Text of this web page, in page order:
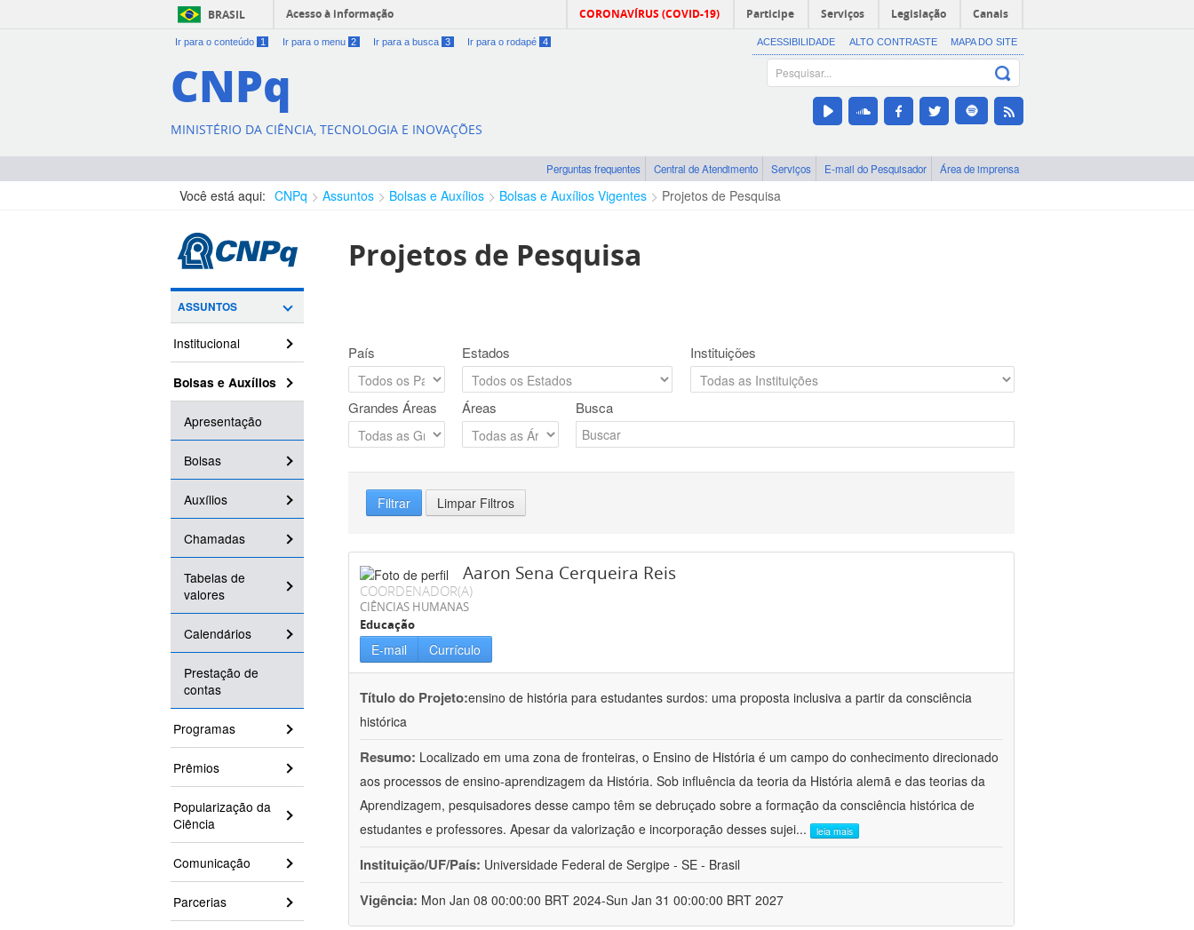
BRASIL Acesso à informação CORONAVÍRUS (COVID-19) Participe Serviços Legislação Canais
Ir para o conteúdo 1 Ir para o menu 2 Ir para a busca 3 Ir para o rodapé 4 ACESSIBILIDADE ALTO CONTRASTE MAPA DO SITE
CNPq
MINISTÉRIO DA CIÊNCIA, TECNOLOGIA E INOVAÇÕES
Perguntas frequentes Central de Atendimento Serviços E-mail do Pesquisador Área de imprensa
Você está aqui: CNPq Assuntos Bolsas e Auxílios Bolsas e Auxílios Vigentes Projetos de Pesquisa
ASSUNTOS
Institucional
Bolsas e Auxílios
Apresentação
Bolsas
Auxílios
Chamadas
Tabelas de
valores
Calendários
Prestação de
contas
Programas
Prêmios
Popularização da
Ciência
Comunicação
Parcerias
Projetos de Pesquisa
País Estados Instituições
Grandes Áreas Áreas Busca
Filtrar Limpar Filtros
Aaron Sena Cerqueira Reis
COORDENADOR(A)
CIÊNCIAS HUMANAS
Educação
E-mail Currículo
Título do Projeto:ensino de história para estudantes surdos: uma proposta inclusiva a partir da consciência
histórica
Resumo: Localizado em uma zona de fronteiras, o Ensino de História é um campo do conhecimento direcionado
aos processos de ensino-aprendizagem da História. Sob influência da teoria da História alemã e das teorias da
Aprendizagem, pesquisadores desse campo têm se debruçado sobre a formação da consciência histórica de
estudantes e professores. Apesar da valorização e incorporação desses sujei... leia mais
Instituição/UF/País: Universidade Federal de Sergipe - SE - Brasil
Vigência: Mon Jan 08 00:00:00 BRT 2024-Sun Jan 31 00:00:00 BRT 2027